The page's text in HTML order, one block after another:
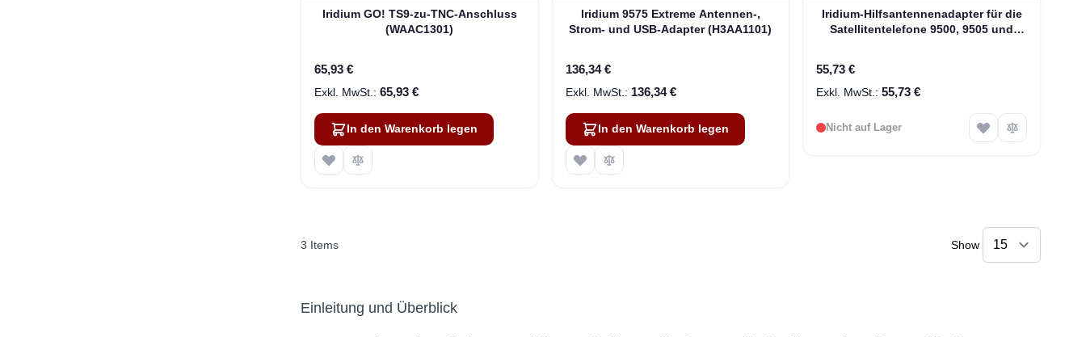
Iridium GO! TS9-zu-TNC-Anschluss
(WAAC1301)
65,93 €
65,93 €
In den Warenkorb legen
Iridium 9575 Extreme Antennen-,
Strom- und USB-Adapter (H3AA1101)
136,34 €
136,34 €
In den Warenkorb legen
Iridium-Hilfsantennenadapter für die
Satellitentelefone 9500, 9505 und
55,73 €
55,73 €
Nicht auf Lager
3 Items Show
Einleitung und Überblick